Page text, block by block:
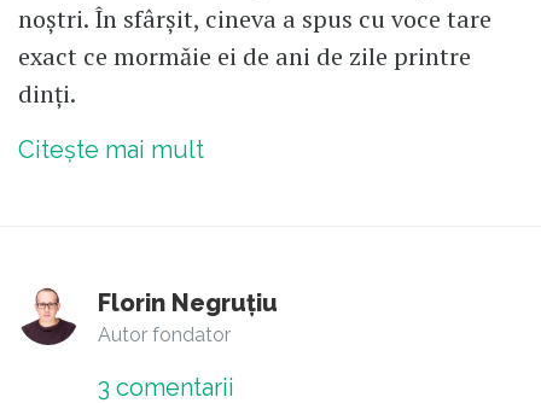
noștri. În sfârșit, cineva a spus cu voce tare
exact ce mormăie ei de ani de zile printre
dinți.
Citește mai mult
Florin Negruțiu
Autor fondator
3 comentarii